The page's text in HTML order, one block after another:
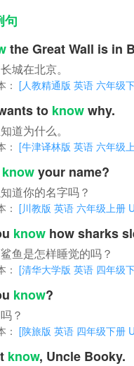
句
the Great Wall is in
城在北京。
： [人教精通版 英语 六年级
to knowwhy.
道为什么。
： [牛津译林版 英语 六年级
knowyour name?
道你的名字吗？
： [川教版 英语 六年级上册
know how sharks
鱼是怎样睡觉的吗？
： [清华大学版 英语 四年级
know?
？
： [陕旅版 英语 四年级下册
know, Uncle Booky.